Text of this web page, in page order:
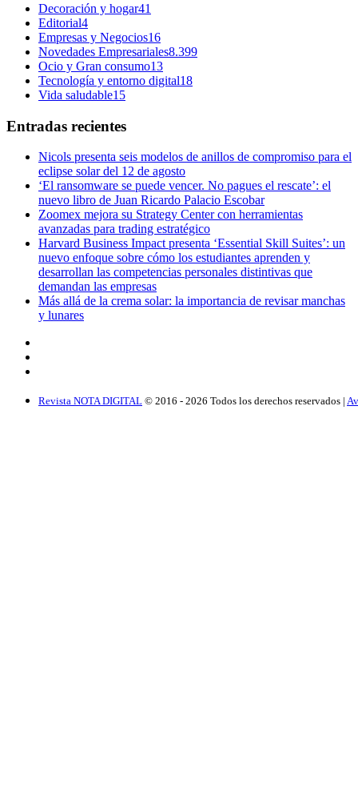
Decoración y hogar41
Editorial4
Empresas y Negocios16
Novedades Empresariales8.399
Ocio y Gran consumo13
Tecnología y entorno digital18
Vida saludable15
Entradas recientes
Nicols presenta seis modelos de anillos de compromiso para el
eclipse solar del 12 de agosto
‘El ransomware se puede vencer. No pagues el rescate’: el
nuevo libro de Juan Ricardo Palacio Escobar
Zoomex mejora su Strategy Center con herramientas
avanzadas para trading estratégico
Harvard Business Impact presenta ‘Essential Skill Suites’: un
nuevo enfoque sobre cómo los estudiantes aprenden y
desarrollan las competencias personales distintivas que
demandan las empresas
Más allá de la crema solar: la importancia de revisar manchas
y lunares
Revista NOTA DIGITAL © 2016 - 2026 Todos los derechos reservados |